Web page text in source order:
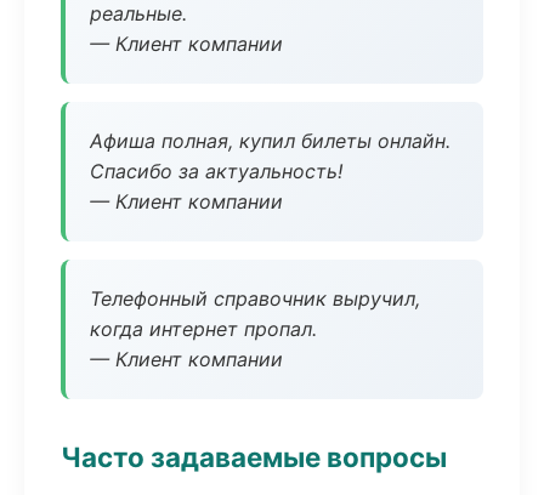
реальные.
— Клиент компании
Афиша полная, купил билеты онлайн.
Спасибо за актуальность!
— Клиент компании
Телефонный справочник выручил,
когда интернет пропал.
— Клиент компании
Часто задаваемые вопросы